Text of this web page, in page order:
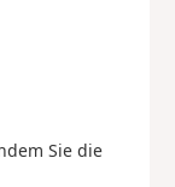
Sie die